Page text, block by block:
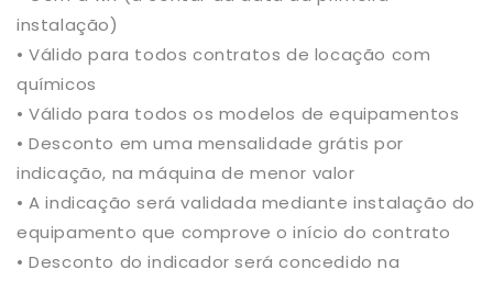
instalação)
• Válido para todos contratos de locação com
químicos
• Válido para todos os modelos de equipamentos
• Desconto em uma mensalidade grátis por
indicação, na máquina de menor valor
• A indicação será validada mediante instalação do
equipamento que comprove o início do contrato
• Desconto do indicador será concedido na